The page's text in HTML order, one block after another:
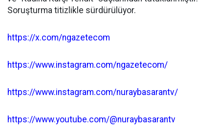
Soruşturma titizlikle sürdürülüyor.
https://x.com/ngazetecom
https://www.instagram.com/ngazetecom/
https://www.instagram.com/nuraybasarantv/
https://www.youtube.com/@nuraybasarantv